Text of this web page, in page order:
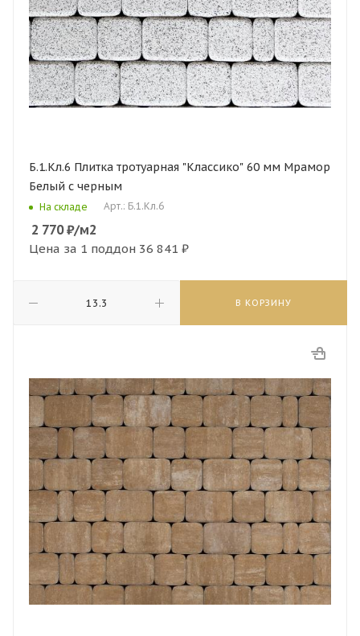
Б.1.Кл.6 Плитка тротуарная "Классико" 60 мм Мрамор
Белый с черным
На складе Арт.: Б.1.Кл.6
2 770₽/м2
Цена за 1 поддон 36 841 ₽
В КОРЗИНУ